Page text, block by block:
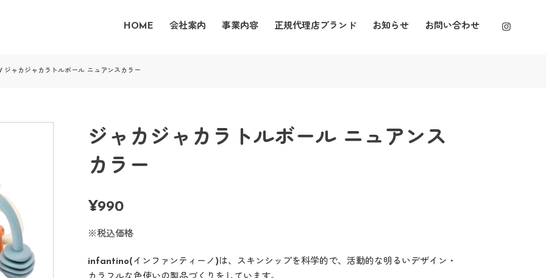
HOME 会社案内 事業内容 正規代理店ブランド お知らせ お問い合わせ
/ ジャカジャカラトルボール ニュアンスカラー
ジャカジャカラトルボール ニュアンス
カラー
¥990
※税込価格
infantino(インファンティーノ)は、スキンシップを科学的で、活動的な明るいデザイン・